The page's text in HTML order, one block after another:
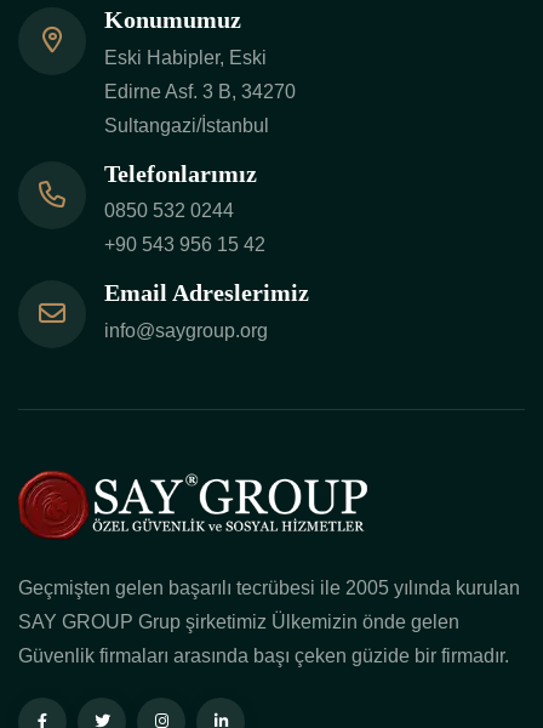
Konumumuz
Eski Habipler, Eski
Edirne Asf. 3 B, 34270
Sultangazi/İstanbul
Telefonlarımız
0850 532 0244
+90 543 956 15 42
Email Adreslerimiz
info@saygroup.org
Geçmişten gelen başarılı tecrübesi ile 2005 yılında kurulan
SAY GROUP Grup şirketimiz Ülkemizin önde gelen
Güvenlik firmaları arasında başı çeken güzide bir firmadır.